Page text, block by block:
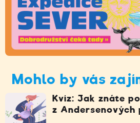
Mohlo by vás
Kvíz: Jak znáte
z Andersenových